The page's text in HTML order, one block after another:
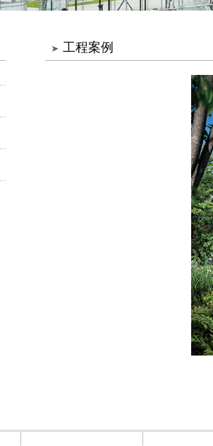
工程案例